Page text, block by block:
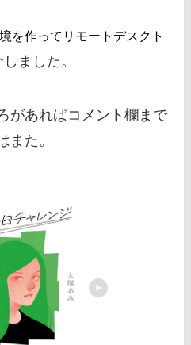
を作ってリモートデスクト
ました。
があればコメント欄まで
また。